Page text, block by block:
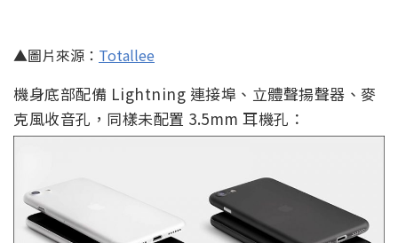
▲圖片來源： Totallee
機身底部配備 Lightning 連接埠、立體聲揚聲器、麥
克風收音孔，同樣未配置 3.5mm 耳機孔：